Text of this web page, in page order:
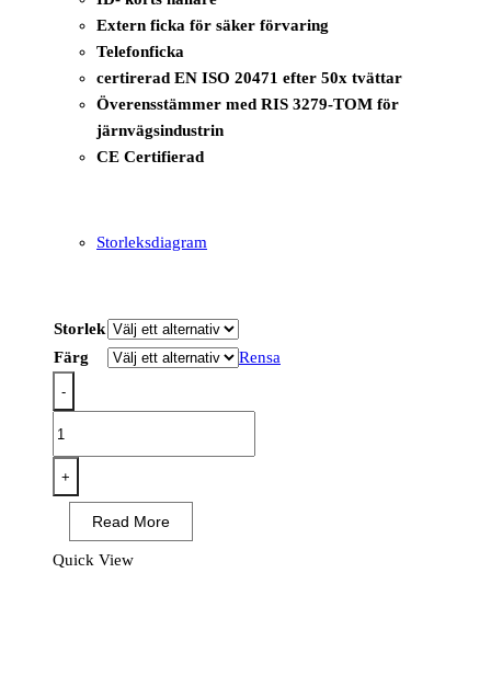
Extern ficka för säker förvaring
Telefonficka
certirerad EN ISO 20471 efter 50x tvättar
Överensstämmer med RIS 3279-TOM för
järnvägsindustrin
CE Certifierad
Storleksdiagram
Storlek
Färg
Rensa
-
Hi-
Vis
Executive
väst
+
Read More
Quick View